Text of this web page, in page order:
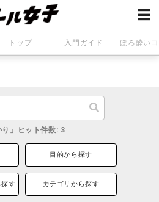
トップ 入門ガイド ほろ酔い
り」ヒット件数: 3
目的から探す
す カテゴリから探す